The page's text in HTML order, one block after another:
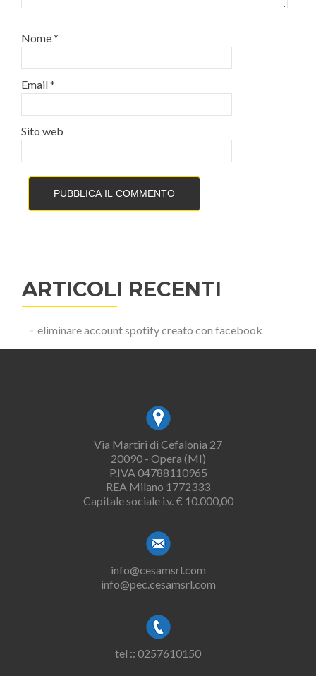
Nome*
Email*
Sito web
ARTICOLI RECENTI
eliminare account spotify creato con facebook
Via Martiri di Cefalonia 27
20090 - Opera (MI)
P.IVA 04788110965
REA Milano 1772333
Capitale sociale i.v. € 10.000,00
info@cesamsrl.com
info@pec.cesamsrl.com
tel :: 0257610150